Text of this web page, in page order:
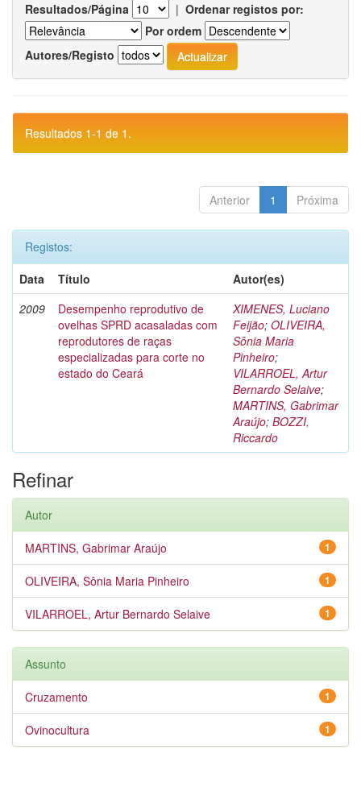
Resultados/Página | Ordenar registos por:
Por ordem
Autores/Registo
Resultados 1-1 de 1.
Anterior 1 Próxima
Registos:
Data
Título
Autor(es)
2009
Desempenho reprodutivo de
ovelhas SPRD acasaladas com
reprodutores de raças
especializadas para corte no
estado do Ceará
XIMENES, Luciano
Feijão; OLIVEIRA,
Sônia Maria
Pinheiro;
VILARROEL, Artur
Bernardo Selaive;
MARTINS, Gabrimar
Araújo; BOZZI,
Riccardo
Refinar
Autor
1
MARTINS, Gabrimar Araújo
1
OLIVEIRA, Sônia Maria Pinheiro
1
VILARROEL, Artur Bernardo Selaive
Assunto
1
Cruzamento
1
Ovinocultura